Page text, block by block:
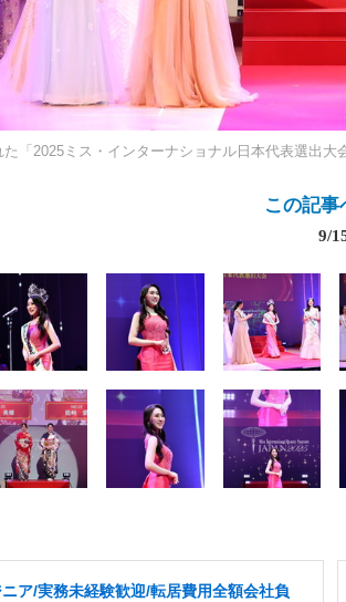
「2025ミス・インターナショナル日本代表選出大
この記事
9/
ア/実務未経験歓迎/転居費用全額会社負